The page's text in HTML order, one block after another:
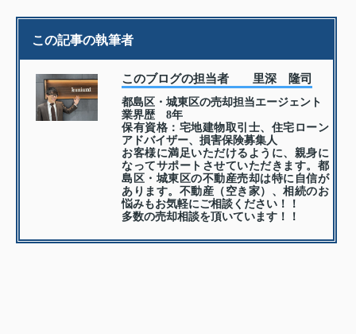
この記事の執筆者
このブログの担当者 里深 隆司
都島区・城東区の売却担当エージェント
業界歴 8年
保有資格：宅地建物取引士、住宅ローン
アドバイザー、損害保険募集人
お客様に満足いただけるように、親身に
なってサポートさせていただきます。都
島区・城東区の不動産売却は特に自信が
あります。不動産（空き家）、相続のお
悩みもお気軽にご相談ください！！
多数の売却相談を頂いています！！